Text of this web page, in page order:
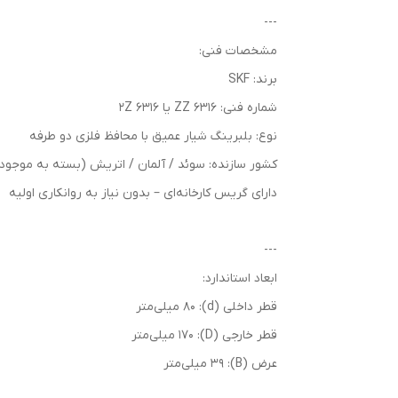
---
مشخصات فنی:
برند: SKF
شماره فنی: 6316 ZZ یا 6316 2Z
نوع: بلبرینگ شیار عمیق با محافظ فلزی دو طرفه
کشور سازنده: سوئد / آلمان / اتریش (بسته به
دارای گریس کارخانه‌ای – بدون نیاز به روانکاری اولیه
---
ابعاد استاندارد:
قطر داخلی (d): 80 میلی‌متر
قطر خارجی (D): 170 میلی‌متر
عرض (B): 39 میلی‌متر